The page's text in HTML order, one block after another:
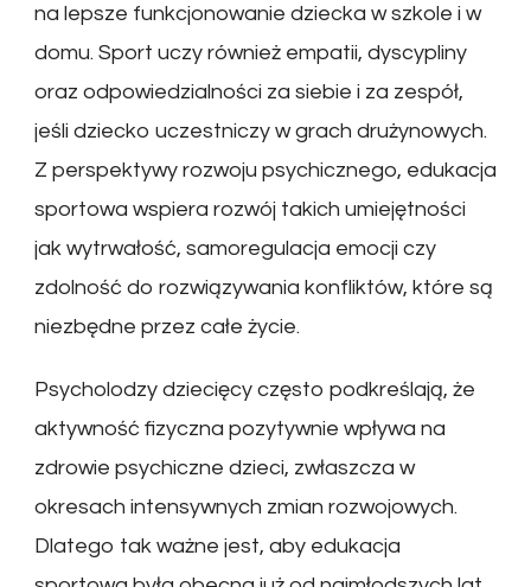
na lepsze funkcjonowanie dziecka w szkole i w
domu. Sport uczy również empatii, dyscypliny
oraz odpowiedzialności za siebie i za zespół,
jeśli dziecko uczestniczy w grach drużynowych.
Z perspektywy rozwoju psychicznego, edukacja
sportowa wspiera rozwój takich umiejętności
jak wytrwałość, samoregulacja emocji czy
zdolność do rozwiązywania konfliktów, które są
niezbędne przez całe życie.
Psycholodzy dziecięcy często podkreślają, że
aktywność fizyczna pozytywnie wpływa na
zdrowie psychiczne dzieci, zwłaszcza w
okresach intensywnych zmian rozwojowych.
Dlatego tak ważne jest, aby edukacja